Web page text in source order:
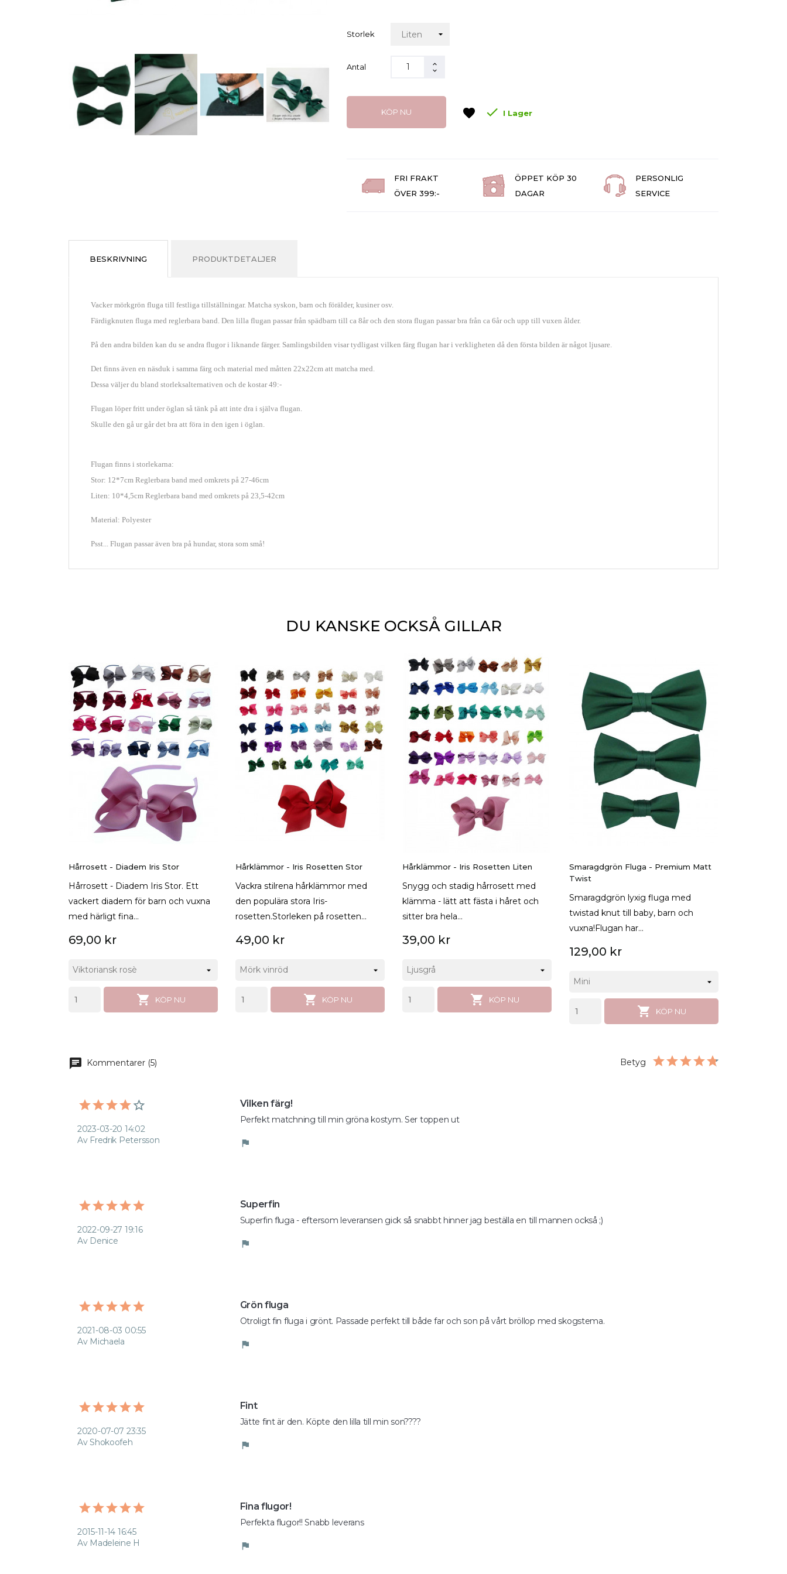
Storlek
Antal
KÖP NU favorite  I Lager
FRI FRAKT
ÖVER 399:-
ÖPPET KÖP 30
DAGAR
PERSONLIG
SERVICE
BESKRIVNING PRODUKTDETALJER
Vacker mörkgrön fluga till festliga tillställningar. Matcha syskon, barn och förälder, kusiner osv.
Färdigknuten fluga med reglerbara band. Den lilla flugan passar från spädbarn till ca 8år och den stora flugan passar bra från ca 6år och upp till vuxen ålder.
På den andra bilden kan du se andra flugor i liknande färger. Samlingsbilden visar tydligast vilken färg flugan har i verkligheten då den första bilden är något ljusare.
Det finns även en näsduk i samma färg och material med måtten 22x22cm att matcha med.
Dessa väljer du bland storleksalternativen och de kostar 49:-
Flugan löper fritt under öglan så tänk på att inte dra i själva flugan.
Skulle den gå ur går det bra att föra in den igen i öglan.
Flugan finns i storlekarna:
Stor: 12*7cm Reglerbara band med omkrets på 27-46cm
Liten: 10*4,5cm Reglerbara band med omkrets på 23,5-42cm
Material: Polyester
Psst... Flugan passar även bra på hundar, stora som små!
DU KANSKE OCKSÅ GILLAR
Hårrosett - Diadem Iris Stor
Hårrosett - Diadem Iris Stor. Ett
vackert diadem för barn och vuxna
med härligt fina...
69,00 kr
 KÖP NU
Hårklämmor - Iris Rosetten Stor
Vackra stilrena hårklämmor med
den populära stora Iris-
rosetten.Storleken på rosetten...
49,00 kr
 KÖP NU
Hårklämmor - Iris Rosetten Liten
Snygg och stadig hårrosett med
klämma - lätt att fästa i håret och
sitter bra hela...
39,00 kr
 KÖP NU
Smaragdgrön Fluga - Premium Matt
Twist
Smaragdgrön lyxig fluga med
twistad knut till baby, barn och
vuxna!Flugan har...
129,00 kr
 KÖP NU
chat Kommentarer (5) Betyg
2023-03-20 14:02
Av Fredrik Petersson
Vilken färg!
Perfekt matchning till min gröna kostym. Ser toppen ut
flag
2022-09-27 19:16
Av Denice
Superfin
Superfin fluga - eftersom leveransen gick så snabbt hinner jag beställa en till mannen också ;)
flag
2021-08-03 00:55
Av Michaela
Grön fluga
Otroligt fin fluga i grönt. Passade perfekt till både far och son på vårt bröllop med skogstema.
flag
2020-07-07 23:35
Av Shokoofeh
Fint
Jätte fint är den. Köpte den lilla till min son????
flag
2015-11-14 16:45
Av Madeleine H
Fina flugor!
Perfekta flugor!! Snabb leverans
flag